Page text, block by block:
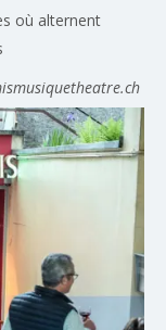
où alternent